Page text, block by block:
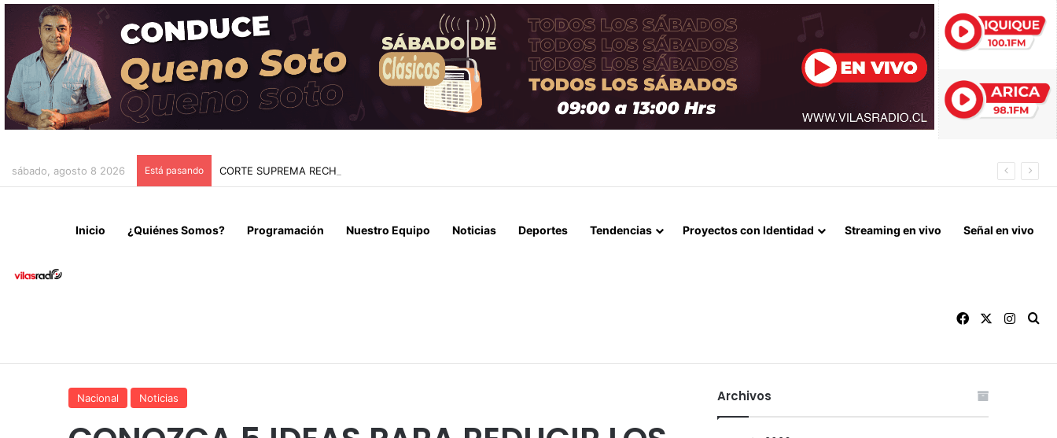
sábado, agosto 8 2026 Está pasando CORTE SUPREMA RECHAZA NULIDAD Y CONFIRMA CONDENA DE 17 AÑOS DE CÁRCEL POR HOMICIDIO Y HURTO EN POZO ALMONTE
Inicio ¿Quiénes Somos? Programación Nuestro Equipo Noticias Deportes Tendencias Proyectos con Identidad Streaming en vivo Señal en vivo
Facebook
Nacional Noticias Archivos